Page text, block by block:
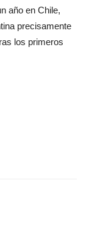
año en Chile,
precisamente
los primeros